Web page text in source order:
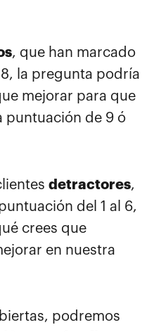
, que han marcado
la pregunta podría
mejorar para que
puntuación de 9 ó
detractores,
del 1 al 6,
crees que
en nuestra
podremos